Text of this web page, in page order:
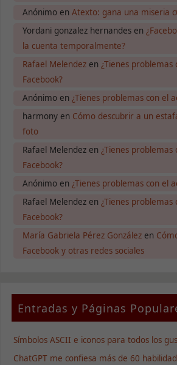
Anónimoen Atexto: gana una miseria
Yordani gonzalez hernandesen
la cuenta temporalmente?
Rafael Melendezen ¿Tienes problemas
Facebook?
Anónimoen ¿Tienes problemas con el
harmonyen Cómo descubrir a un
foto
Rafael Melendezen ¿Tienes problemas
Facebook?
Anónimoen ¿Tienes problemas con el
Rafael Melendezen ¿Tienes problemas
Facebook?
María Gabriela Pérez Gonzálezen
Facebook y otras redes sociales
Entradas y Páginas
Símbolos ASCII e iconos para todos los
ChatGPT me confiesa más de 60